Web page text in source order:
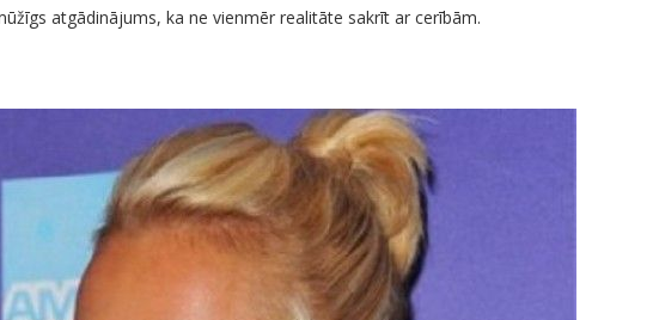
atgādinājums, ka ne vienmēr realitāte sakrīt ar cerībām.